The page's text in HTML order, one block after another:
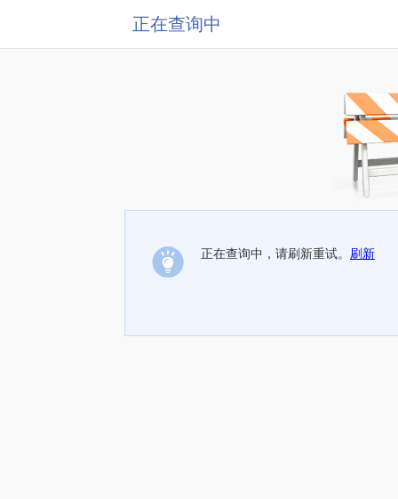
正在查询中
正在查询中，请刷新重试。 刷新